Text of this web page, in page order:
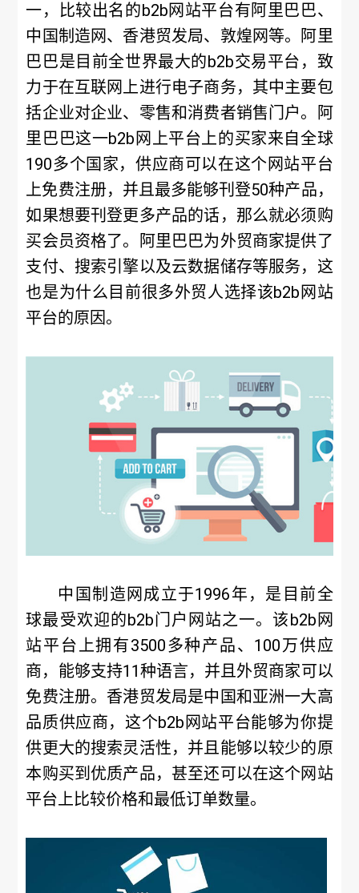
一，比较出名的b2b网站平台有阿里巴巴、
中国制造网、香港贸发局、敦煌网等。阿里
巴巴是目前全世界最大的b2b交易平台，致
力于在互联网上进行电子商务，其中主要包
括企业对企业、零售和消费者销售门户。阿
里巴巴这一b2b网上平台上的买家来自全球
190多个国家，供应商可以在这个网站平台
上免费注册，并且最多能够刊登50种产品，
如果想要刊登更多产品的话，那么就必须购
买会员资格了。阿里巴巴为外贸商家提供了
支付、搜索引擎以及云数据储存等服务，这
也是为什么目前很多外贸人选择该b2b网站
平台的原因。
中国制造网成立于1996年，是目前全
球最受欢迎的b2b门户网站之一。该b2b网
站平台上拥有3500多种产品、100万供应
商，能够支持11种语言，并且外贸商家可以
免费注册。香港贸发局是中国和亚洲一大高
品质供应商，这个b2b网站平台能够为你提
供更大的搜索灵活性，并且能够以较少的原
本购买到优质产品，甚至还可以在这个网站
平台上比较价格和最低订单数量。